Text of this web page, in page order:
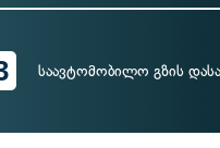
საავტომობილო გზის